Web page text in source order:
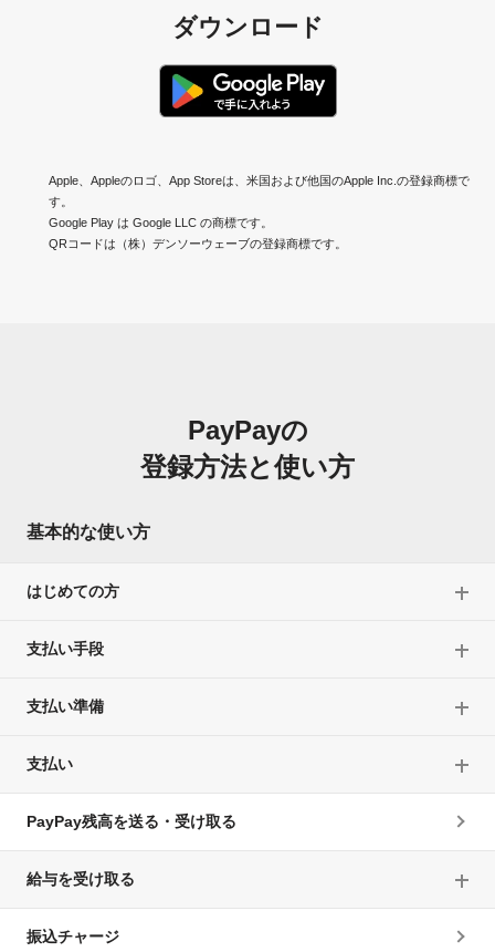
ダウンロード
Apple、Appleのロゴ、App Storeは、米国および他国のApple Inc.の登録商標で
す。
Google Play は Google LLC の商標です。
QRコードは（株）デンソーウェーブの登録商標です。
PayPayの
登録方法と使い方
基本的な使い方
はじめての方
支払い手段
支払い準備
支払い
PayPay残高を送る・受け取る
給与を受け取る
振込チャージ